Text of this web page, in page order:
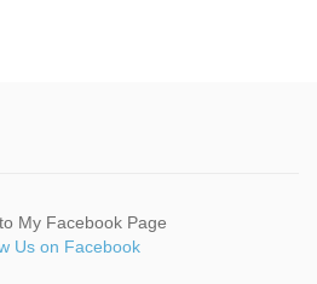
My Facebook Page